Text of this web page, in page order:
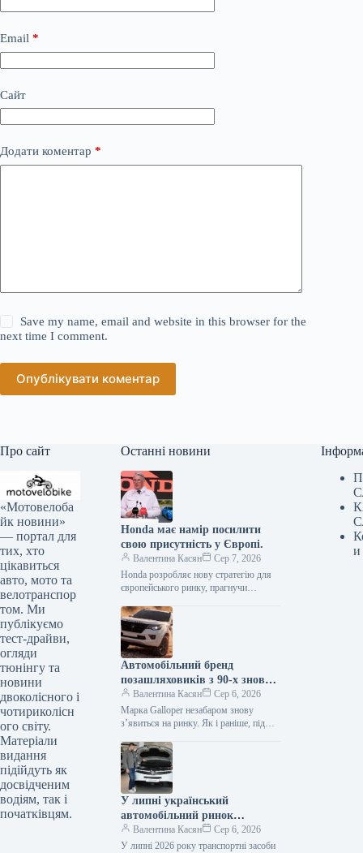
Email *
Сайт
Додати коментар *
Save my name, email and website in this browser for the
next time I comment.
Опублікувати коментар
Про сайт
«Мотовелоба
йк новини»
— портал для
тих, хто
цікавиться
авто, мото та
велотранспор
том. Ми
публікуємо
тест-драйви,
огляди
тюнінгу та
новини
двоколісного і
чотириколісн
ого світу.
Матеріали
видання
підійдуть як
досвідченим
водіям, так і
початківцям.
Останні новини
Honda має намір посилити
свою присутність у Європі.
Валентина Касян
Сер 7, 2026
Honda розробляє нову стратегію для
європейського ринку, прагнучи
спаду обсягів збуту. Протягом
десятиліття компанія відзначила
зменшення…
Автомобільний бренд
позашляховиків з 90-х знову
з’явиться на ринку.
Валентина Касян
Сер 6, 2026
Марка Galloper незабаром знову
з’явиться на ринку. Як і раніше, під
випускатися автомобілі підвищеної
прохідності. Відродженням…
У липні український
автомобільний ринок
відзначився посиленням
позицій гібридних
Валентина Касян
Сер 6, 2026
У липні 2026 року транспортні засоби
и